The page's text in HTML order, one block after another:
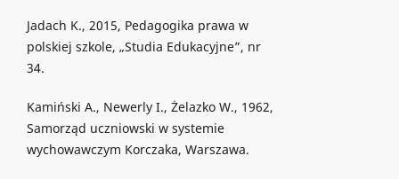
Jadach K., 2015, Pedagogika prawa w
polskiej szkole, „Studia Edukacyjne”, nr
34.
Kamiński A., Newerly I., Żelazko W., 1962,
Samorząd uczniowski w systemie
wychowawczym Korczaka, Warszawa.